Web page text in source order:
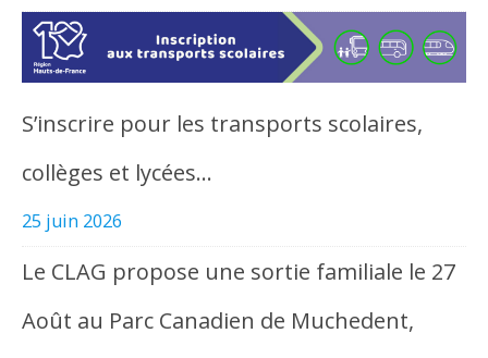
S’inscrire pour les transports scolaires,
collèges et lycées…
25 juin 2026
Le CLAG propose une sortie familiale le 27
Août au Parc Canadien de Muchedent,